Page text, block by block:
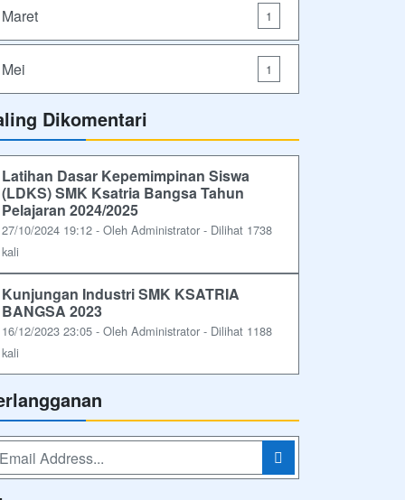
Maret 1
Mei 1
Dikomentari
Latihan Dasar Kepemimpinan Siswa
(LDKS) SMK Ksatria Bangsa Tahun
Pelajaran 2024/2025
27/10/2024 19:12 - Oleh Administrator - Dilihat 1738
kali
Kunjungan Industri SMK KSATRIA
BANGSA 2023
16/12/2023 23:05 - Oleh Administrator - Dilihat 1188
kali